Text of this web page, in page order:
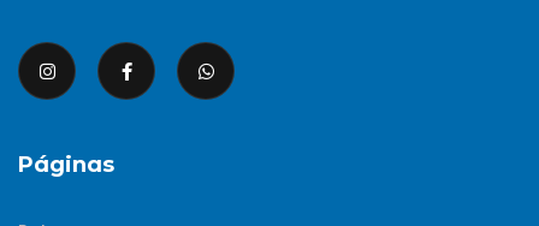
Páginas